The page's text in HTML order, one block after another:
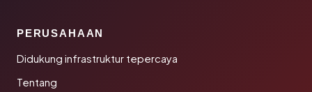
PERUSAHAAN
Didukung infrastruktur tepercaya
Tentang